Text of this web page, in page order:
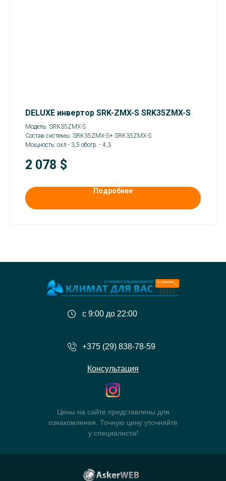
DELUXE инвертор SRK-ZMX-S SRK35ZMX-S
Модель: SRK35ZMX-S
Состав системы: SRK35ZMX-S+ SRK35ZMX-S
Мощность: охл - 3,5 обогр. - 4,3
2 078 $
Подробнее
с 9:00 до 22:00
+375 (29) 838-78-59
О нас
Каталог
Наши работы
Консультация
Цены на сайте представлены для
ознакомления. Точную цену уточняйте
у специалиста!